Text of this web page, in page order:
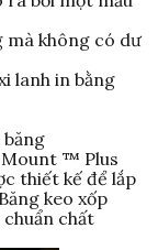
không có dư
lanh in bằng
™ Plus
thiết kế để lắp
keo xốp
chất